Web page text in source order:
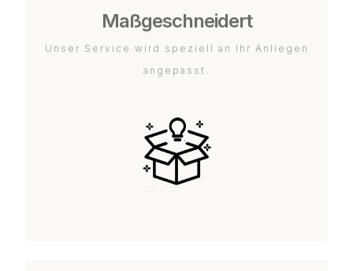
Maßgeschneidert
Unser Service wird speziell an Ihr Anliegen
angepasst.